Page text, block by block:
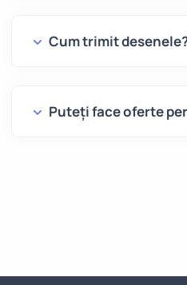
Cum trimit
Puteți face oferte